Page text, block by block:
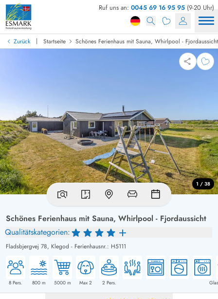
Ruf uns an: 0045 69 16 95 95 (9-20 Uhr)
Zurück | Startseite Schönes Ferienhaus mit Sauna, Whirlpool - Fjordaussicht
Schönes Ferienhaus mit Sauna, Whirlpool - Fjordaussicht
Qualitätskategorien:
Fladsbjergvej 78, Klegod - Ferienhausnr.: H5111
8 Pers. 800 m 5000m Max 2 2 Pers.
1 / 38